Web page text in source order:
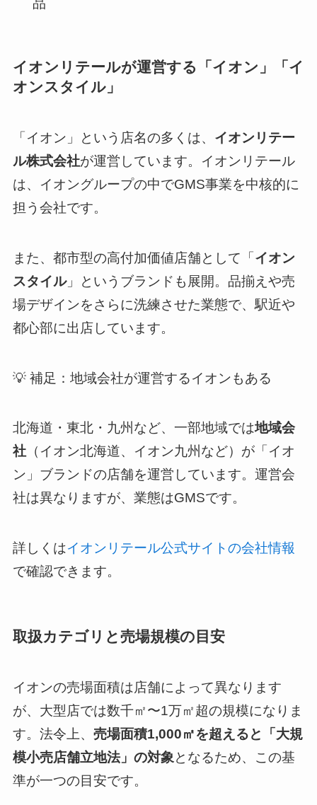
品
イオンリテールが運営する「イオン」「イ
オンスタイル」
「イオン」という店名の多くは、 イオンリテー
ル株式会社が運営しています。イオンリテール
は、イオングループの中でGMS事業を中核的に
担う会社です。
また、都市型の高付加価値店舗として「 イオン
スタイル」というブランドも展開。品揃えや売
場デザインをさらに洗練させた業態で、駅近や
都心部に出店しています。
💡 補足：地域会社が運営するイオンもある
北海道・東北・九州など、一部地域では地域会
社（イオン北海道、イオン九州など）が「イオ
ン」ブランドの店舗を運営しています。運営会
社は異なりますが、業態はGMSです。
詳しくはイオンリテール公式サイトの会社情報
で確認できます。
取扱カテゴリと売場規模の目安
イオンの売場面積は店舗によって異なります
が、大型店では数千㎡〜1万㎡超の規模になりま
す。法令上、 売場面積1,000㎡を超えると「大規
模小売店舗立地法」の対象となるため、この基
準が一つの目安です。